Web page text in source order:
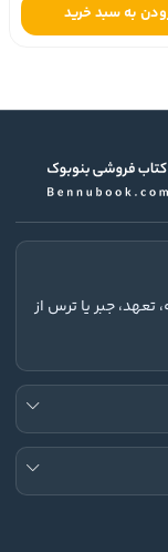
به سبد خرید
جبر یا ترس از